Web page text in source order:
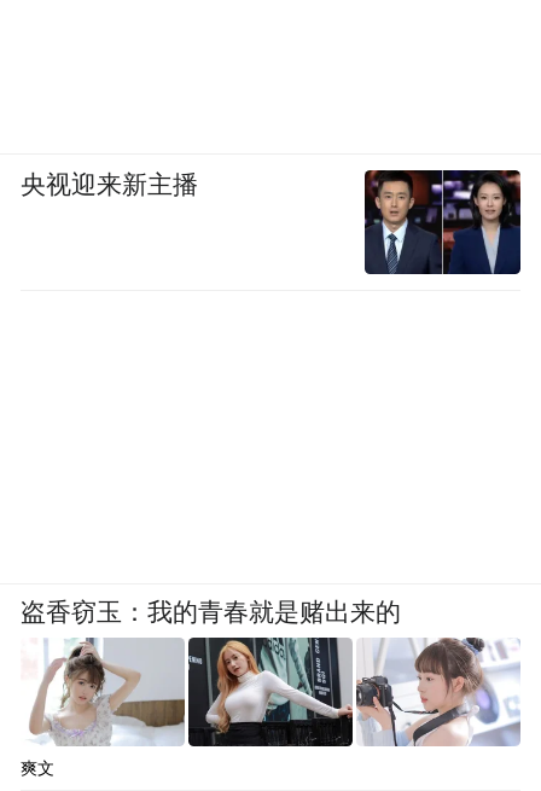
央视迎来新主播
盗香窃玉：我的青春就是赌出来的
爽文